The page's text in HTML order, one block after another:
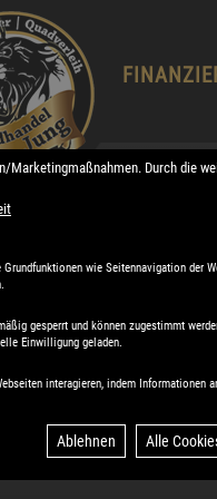
Marketingmaßnahmen. Durch die
wie Seitennavigation der
gesperrt und können zugestimmt
Einwilligung geladen.
interagieren, indem Informationen
Ablehnen Alle